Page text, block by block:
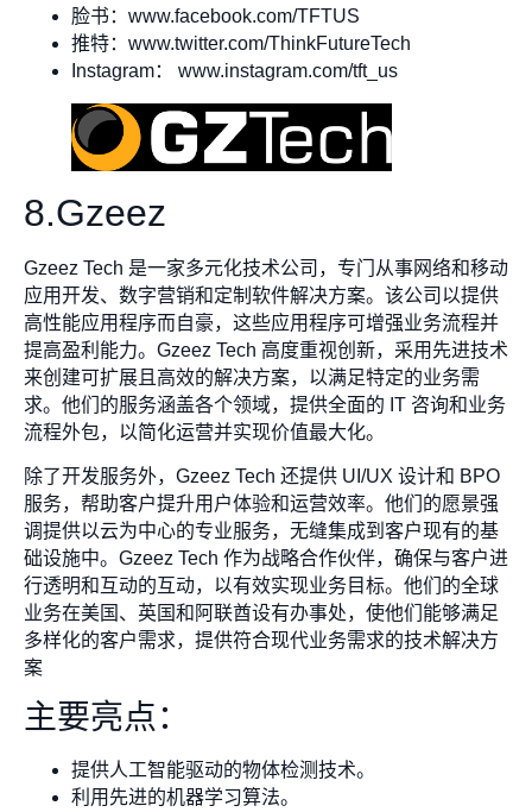
脸书：www.facebook.com/TFTUS
推特：www.twitter.com/ThinkFutureTech
Instagram： www.instagram.com/tft_us
8.Gzeez
Gzeez Tech 是一家多元化技术公司，专门从事网络和移动
应用开发、数字营销和定制软件解决方案。该公司以提供
高性能应用程序而自豪，这些应用程序可增强业务流程并
提高盈利能力。Gzeez Tech 高度重视创新，采用先进技术
来创建可扩展且高效的解决方案，以满足特定的业务需
求。他们的服务涵盖各个领域，提供全面的 IT 咨询和业务
流程外包，以简化运营并实现价值最大化。
除了开发服务外，Gzeez Tech 还提供 UI/UX 设计和 BPO
服务，帮助客户提升用户体验和运营效率。他们的愿景强
调提供以云为中心的专业服务，无缝集成到客户现有的基
础设施中。Gzeez Tech 作为战略合作伙伴，确保与客户进
行透明和互动的互动，以有效实现业务目标。他们的全球
业务在美国、英国和阿联酋设有办事处，使他们能够满足
多样化的客户需求，提供符合现代业务需求的技术解决方
案
主要亮点：
提供人工智能驱动的物体检测技术。
利用先进的机器学习算法。